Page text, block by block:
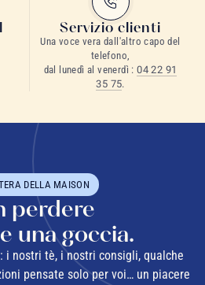
Servizio clienti
Una voce vera dall'altro capo del
telefono,
dal lunedì al venerdì :04 22 91
35 75.
DELLA MAISON
perdere
una goccia.
i nostri tè, i nostri consigli, qualche
pensate solo per voi… un piacere